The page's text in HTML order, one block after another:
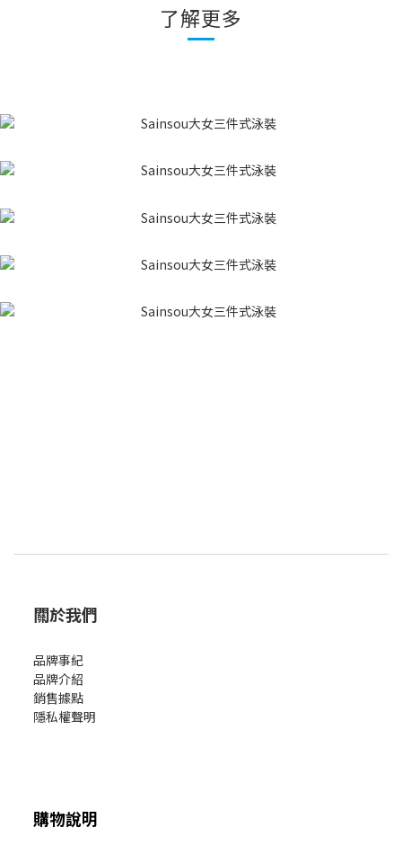
了解更多
關於我們
品牌事紀
品牌介紹
銷售據點
隱私權聲明
購物說明